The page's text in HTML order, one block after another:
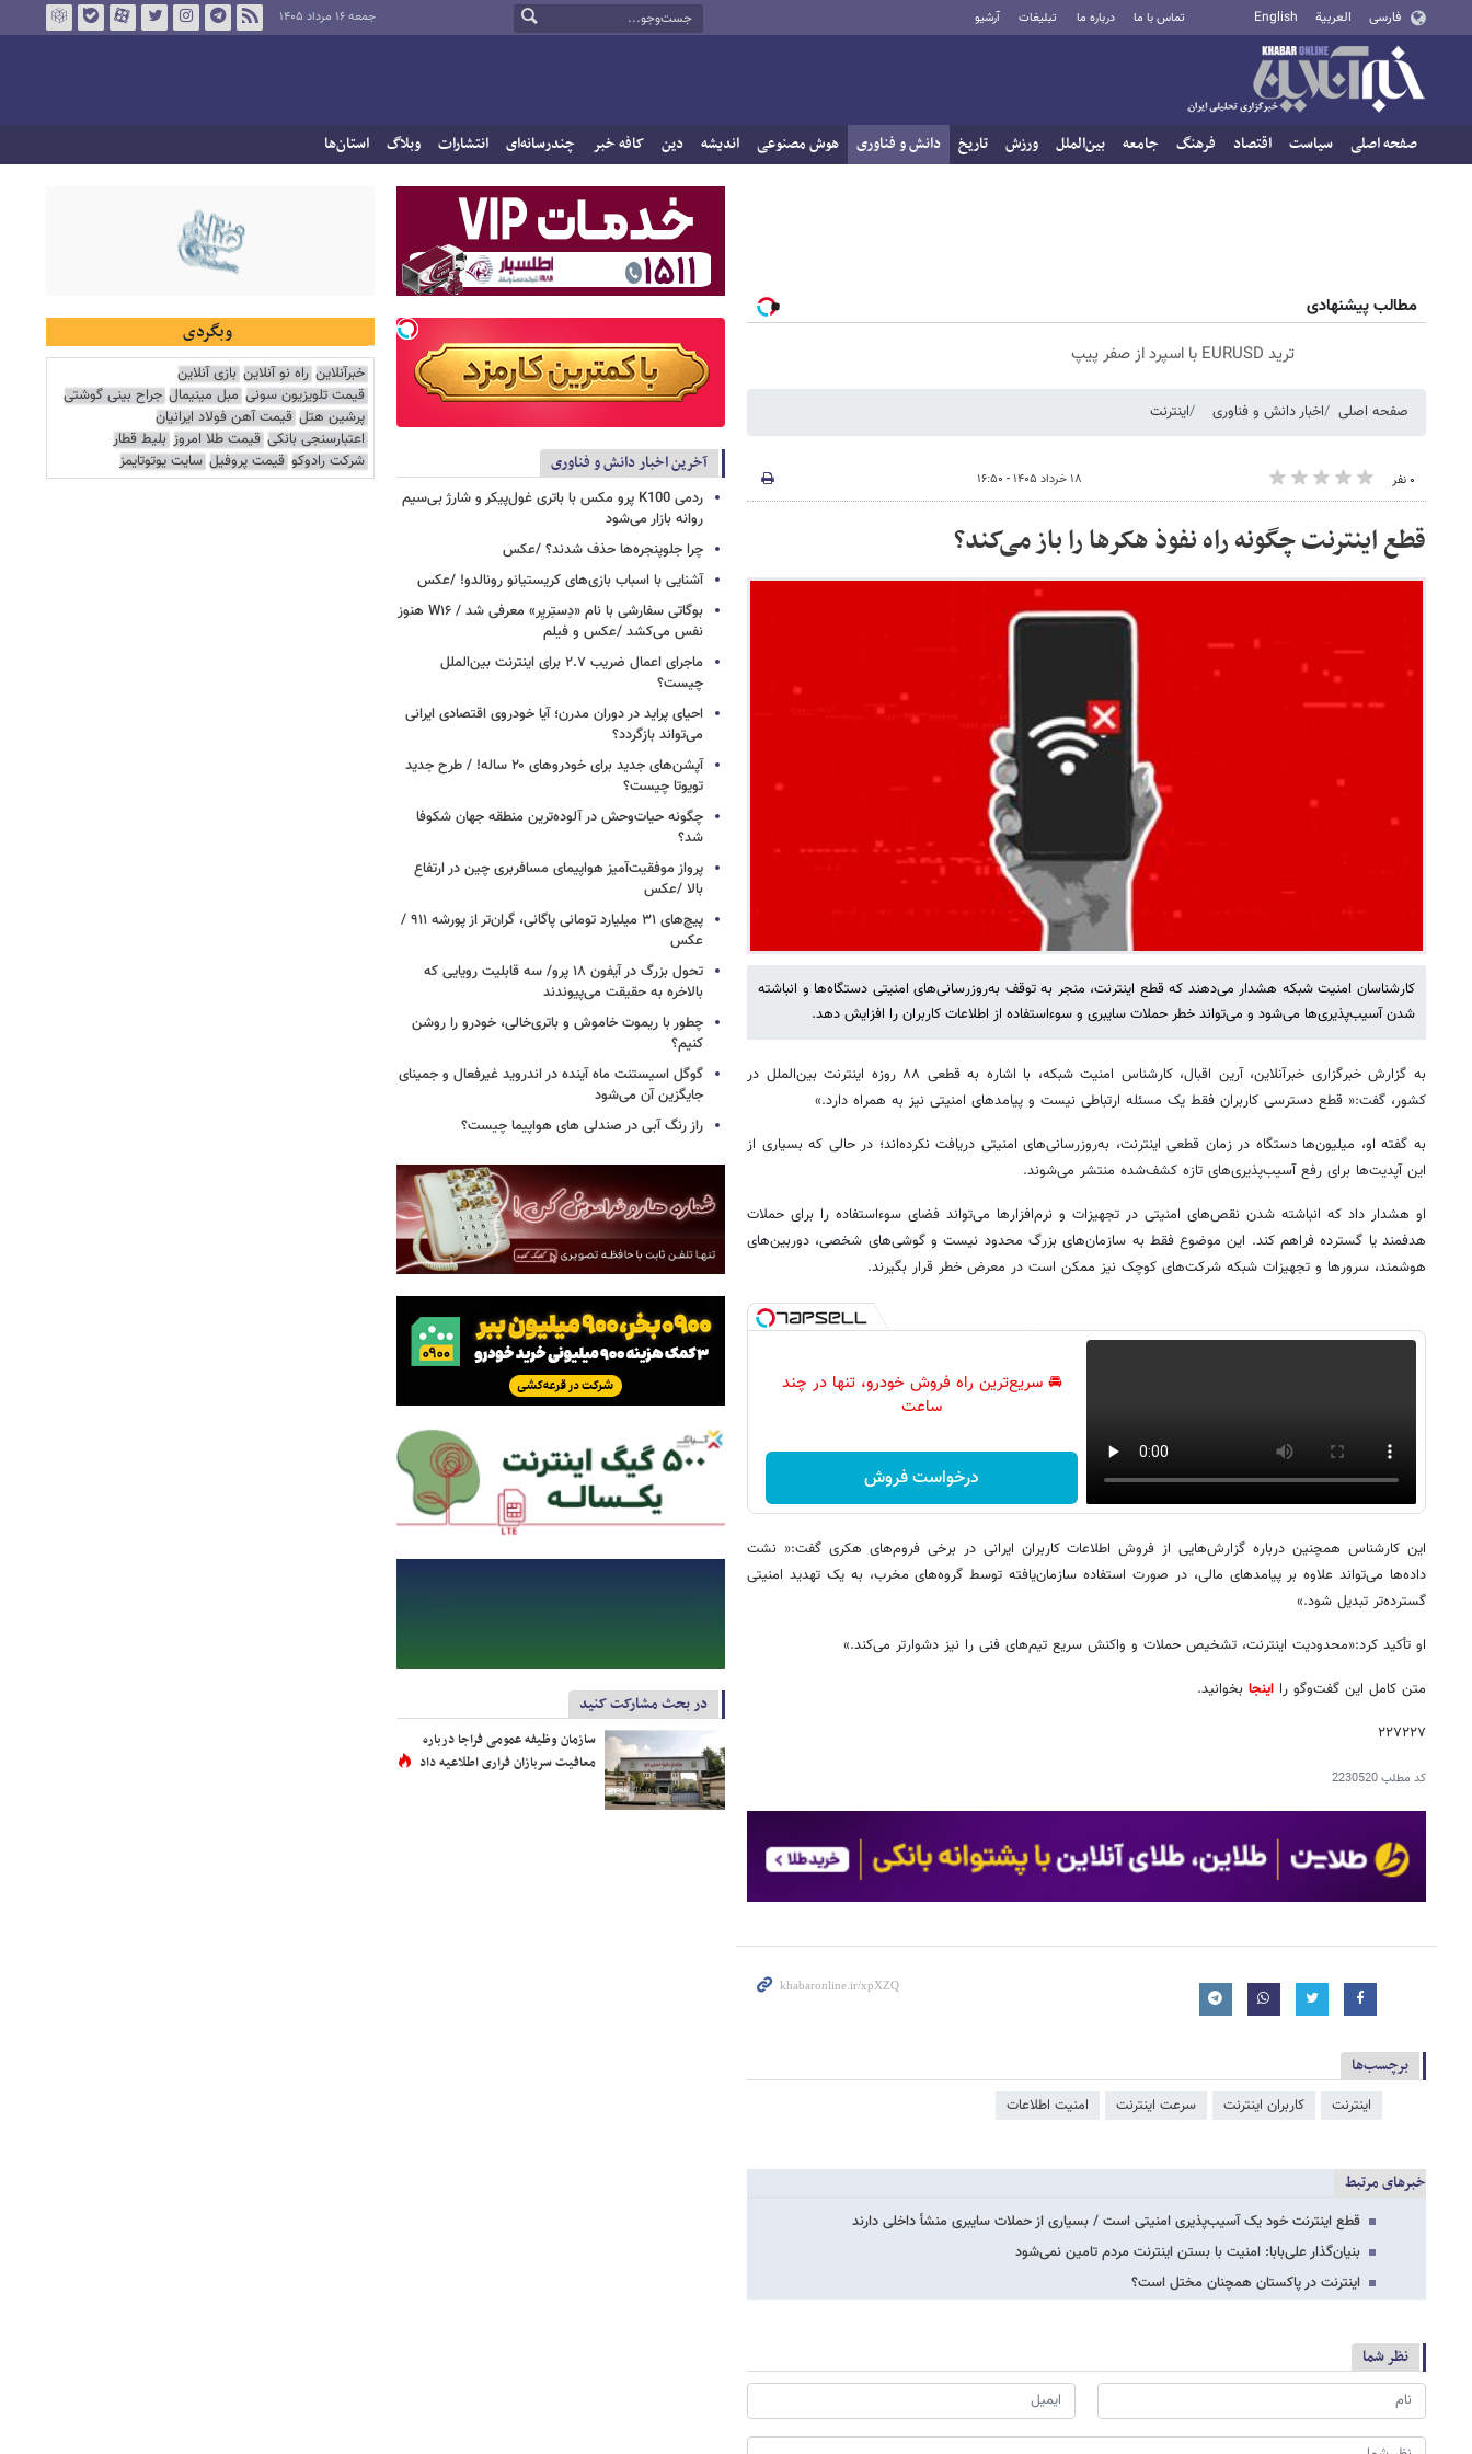
فارسی العربية English تماس با ما درباره ما تبلیغات آرشیو جمعه ۱۶ مرداد ۱۴۰۵
صفحه اصلی سیاست اقتصاد فرهنگ جامعه بین‌الملل ورزش تاریخ دانش و فناوری هوش مصنوعی اندیشه دین کافه خبر چندرسانه‌ای انتشارات وبلاگ استان‌ها
مطالب پیشنهادی
ترید EURUSD با اسپرد از صفر پیپ
صفحه اصلی اخبار دانش و فناوری اینترنت
۰ نفر ۱۸ خرداد ۱۴۰۵ - ۱۶:۵۰
قطع اینترنت چگونه راه نفوذ هکرها را باز می‌کند؟
کارشناسان امنیت شبکه هشدار می‌دهند که قطع اینترنت، منجر به توقف به‌روزرسانی‌های امنیتی دستگاه‌ها و انباشته
شدن آسیب‌پذیری‌ها می‌شود و می‌تواند خطر حملات سایبری و سوءاستفاده از اطلاعات کاربران را افزایش دهد.
به گزارش خبرگزاری خبرآنلاین، آرین اقبال، کارشناس امنیت شبکه، با اشاره به قطعی ۸۸ روزه اینترنت بین‌الملل در
کشور، گفت:« قطع دسترسی کاربران فقط یک مسئله ارتباطی نیست و پیامدهای امنیتی نیز به همراه دارد.»
به گفته او، میلیون‌ها دستگاه در زمان قطعی اینترنت، به‌روزرسانی‌های امنیتی دریافت نکرده‌اند؛ در حالی که بسیاری از
این آپدیت‌ها برای رفع آسیب‌پذیری‌های تازه کشف‌شده منتشر می‌شوند.
او هشدار داد که انباشته شدن نقص‌های امنیتی در تجهیزات و نرم‌افزارها می‌تواند فضای سوءاستفاده را برای حملات
هدفمند یا گسترده فراهم کند. این موضوع فقط به سازمان‌های بزرگ محدود نیست و گوشی‌های شخصی، دوربین‌های
هوشمند، سرورها و تجهیزات شبکه شرکت‌های کوچک نیز ممکن است در معرض خطر قرار بگیرند.
🚘 سریع‌ترین راه فروش خودرو، تنها در چند
ساعت
درخواست فروش
این کارشناس همچنین درباره گزارش‌هایی از فروش اطلاعات کاربران ایرانی در برخی فروم‌های هکری گفت:« نشت
داده‌ها می‌تواند علاوه بر پیامدهای مالی، در صورت استفاده سازمان‌یافته توسط گروه‌های مخرب، به یک تهدید امنیتی
گسترده‌تر تبدیل شود.»
او تأکید کرد:«محدودیت اینترنت، تشخیص حملات و واکنش سریع تیم‌های فنی را نیز دشوارتر می‌کند.»
متن کامل این گفت‌وگو را اینجا بخوانید.
۲۲۷۲۲۷
کد مطلب2230520
برچسب‌ها
اینترنت کاربران اینترنت سرعت اینترنت امنیت اطلاعات
خبرهای مرتبط
قطع اینترنت خود یک آسیب‌پذیری امنیتی است / بسیاری از حملات سایبری منشأ داخلی دارند
بنیان‌گذار علی‌بابا: امنیت با بستن اینترنت مردم تامین نمی‌شود
اینترنت در پاکستان همچنان مختل است؟
نظر شما
آخرین اخبار دانش و فناوری
ردمی K100 پرو مکس با باتری غول‌پیکر و شارژ بی‌سیم
روانه بازار می‌شود
چرا جلوپنجره‌ها حذف شدند؟ /عکس
آشنایی با اسباب‌ بازی‌های کریستیانو رونالدو! /عکس
بوگاتی سفارشی با نام «دِستِریِر» معرفی شد / W۱۶ هنوز
نفس می‌کشد /عکس و فیلم
ماجرای اعمال ضریب ۲.۷ برای اینترنت بین‌الملل
چیست؟
احیای پراید در دوران مدرن؛ آیا خودروی اقتصادی ایرانی
می‌تواند بازگردد؟
آپشن‌های جدید برای خودروهای ۲۰ ساله! / طرح جدید
تویوتا چیست؟
چگونه حیات‌وحش در آلوده‌ترین منطقه جهان شکوفا
شد؟
پرواز موفقیت‌آمیز هواپیمای مسافربری چین در ارتفاع
بالا /عکس
پیچ‌های ۳۱ میلیارد تومانی پاگانی، گران‌تر از پورشه ۹۱۱ /
عکس
تحول بزرگ در آیفون ۱۸ پرو/ سه قابلیت رویایی که
بالاخره به حقیقت می‌پیوندند
چطور با ریموت خاموش و باتری‌خالی، خودرو را روشن
کنیم؟
گوگل اسیستنت ماه آینده در اندروید غیرفعال و جمینای
جایگزین آن می‌شود
راز رنگ آبی در صندلی های هواپیما چیست؟
در بحث مشارکت کنید
سازمان وظیفه عمومی فراجا درباره
معافیت سربازان فراری اطلاعیه داد
وبگردی
خبرآنلاین راه نو آنلاین بازی آنلاین
قیمت تلویزیون سونی مبل مینیمال جراح بینی گوشتی
پرشین هتل قیمت آهن فولاد ایرانیان
اعتبارسنجی بانکی قیمت طلا امروز بلیط قطار
شرکت رادوکو قیمت پروفیل سایت یوتوتایمز